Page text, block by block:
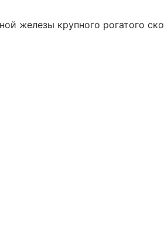
железы крупного рогатого